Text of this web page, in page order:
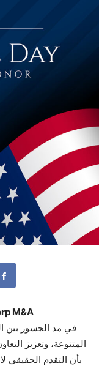
المتنوعة، وتعزيز
بأن التقدم الحقيقي